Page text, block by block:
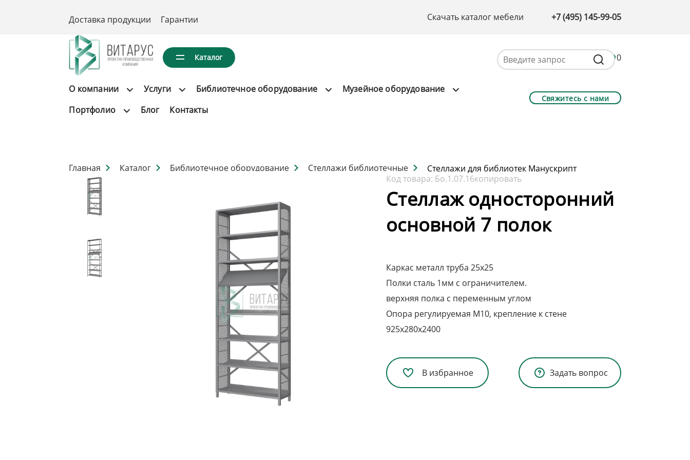
Доставка продукции Гарантии Скачать каталог мебели +7 (495) 145-99-05
Каталог 0
О компании Услуги Библиотечное оборудование
Музейное оборудование
Портфолио
Блог Контакты
Свяжитесь с нами
Главная Каталог Библиотечное оборудование Стеллажи библиотечные
Стеллажи для библиотек Манускрипт
Код товара: Бо.1.07.16копировать
Стеллаж односторонний
основной 7 полок
Каркас металл труба 25х25
Полки сталь 1мм с ограничителем.
верхняя полка с переменным углом
Опора регулируемая М10, крепление к стене
925х280х2400
В избранное Задать вопрос